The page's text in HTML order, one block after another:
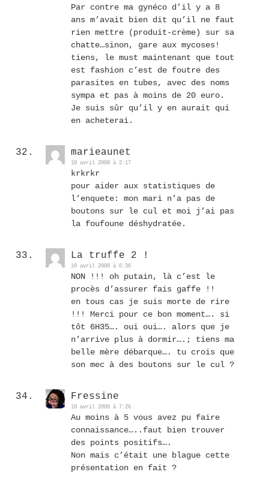
Par contre ma gynéco d’il y a 8
ans m’avait bien dit qu’il ne faut
rien mettre (produit-crème) sur sa
chatte…sinon, gare aux mycoses!
tiens, le must maintenant que tout
est fashion c’est de foutre des
parasites en tubes, avec des noms
sympa et pas à moins de 20 euro.
Je suis sûr qu’il y en aurait qui
en acheterai.
marieaunet
10 avril 2008 à 2:17
krkrkr
pour aider aux statistiques de
l’enquete: mon mari n’a pas de
boutons sur le cul et moi j’ai pas
la foufoune déshydratée.
La truffe 2 !
10 avril 2008 à 6:36
NON !!! oh putain, là c’est le
procès d’assurer fais gaffe !!
en tous cas je suis morte de rire
!!! Merci pour ce bon moment…. si
tôt 6H35…. oui oui…. alors que je
n’arrive plus à dormir….; tiens ma
belle mère débarque…. tu crois que
son mec à des boutons sur le cul ?
Fressine
10 avril 2008 à 7:26
Au moins à 5 vous avez pu faire
connaissance…..faut bien trouver
des points positifs….
Non mais c’était une blague cette
présentation en fait ?